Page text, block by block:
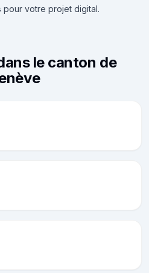
pour votre projet digital.
le canton de